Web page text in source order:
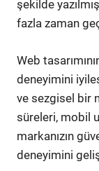
şekilde
fazla zaman
Web
deneyimini
ve sezgisel bir
süreleri, mobil
markanızın
deneyimini